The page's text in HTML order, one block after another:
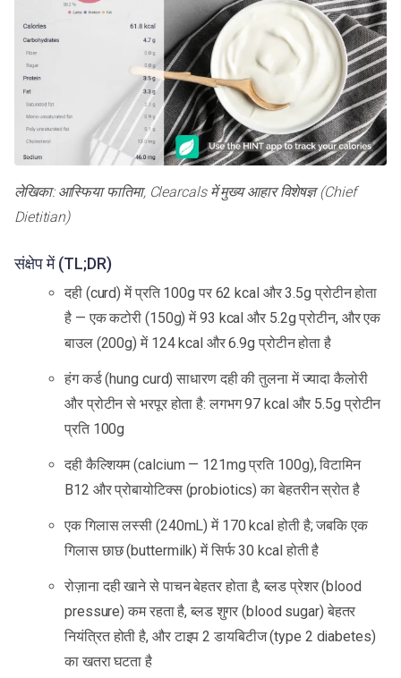
लेखिका: आस्फिया फातिमा, Clearcals में मुख्य आहार विशेषज्ञ (Chief
Dietitian)
संक्षेप में (TL;DR)
दही (curd) में प्रति 100g पर 62 kcal और 3.5g प्रोटीन होता
है — एक कटोरी (150g) में 93 kcal और 5.2g प्रोटीन, और एक
बाउल (200g) में 124 kcal और 6.9g प्रोटीन होता है
हंग कर्ड (hung curd) साधारण दही की तुलना में ज्यादा कैलोरी
और प्रोटीन से भरपूर होता है: लगभग 97 kcal और 5.5g प्रोटीन
प्रति 100g
दही कैल्शियम (calcium — 121mg प्रति 100g), विटामिन
B12 और प्रोबायोटिक्स (probiotics) का बेहतरीन स्रोत है
एक गिलास लस्सी (240mL) में 170 kcal होती है; जबकि एक
गिलास छाछ (buttermilk) में सिर्फ 30 kcal होती है
रोज़ाना दही खाने से पाचन बेहतर होता है, ब्लड प्रेशर (blood
pressure) कम रहता है, ब्लड शुगर (blood sugar) बेहतर
नियंत्रित होती है, और टाइप 2 डायबिटीज (type 2 diabetes)
का खतरा घटता है